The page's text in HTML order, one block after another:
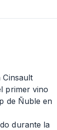
primer vino
de Ñuble en
durante la